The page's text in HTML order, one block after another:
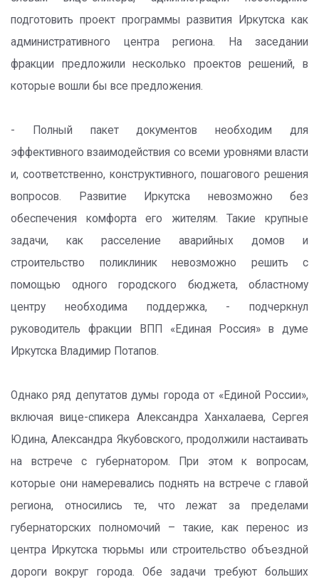
подготовить проект программы развития Иркутска как
административного центра региона. На заседании
фракции предложили несколько проектов решений, в
которые вошли бы все предложения.
- Полный пакет документов необходим для
эффективного взаимодействия со всеми уровнями власти
и, соответственно, конструктивного, пошагового решения
вопросов. Развитие Иркутска невозможно без
обеспечения комфорта его жителям. Такие крупные
задачи, как расселение аварийных домов и
строительство поликлиник невозможно решить с
помощью одного городского бюджета, областному
центру необходима поддержка, - подчеркнул
руководитель фракции ВПП «Единая Россия» в думе
Иркутска Владимир Потапов.
Однако ряд депутатов думы города от «Единой России»,
включая вице-спикера Александра Ханхалаева, Сергея
Юдина, Александра Якубовского, продолжили настаивать
на встрече с губернатором. При этом к вопросам,
которые они намеревались поднять на встрече с главой
региона, относились те, что лежат за пределами
губернаторских полномочий – такие, как перенос из
центра Иркутска тюрьмы или строительство объездной
дороги вокруг города. Обе задачи требуют больших